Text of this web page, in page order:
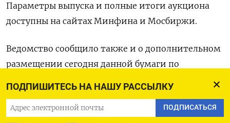
ПОДПИШИТЕСЬ НА НАШУ РАССЫЛКУ
ПОДПИСАТЬСЯ
Параметры выпуска и полные итоги аукциона
доступны на сайтах Минфина и Мосбиржи.
Ведомство сообщило также и о дополнительном
размещении сегодня данной бумаги по
средневзвешенной цене проведенного аукциона.
Результаты допразмещения станут известны
позднее.